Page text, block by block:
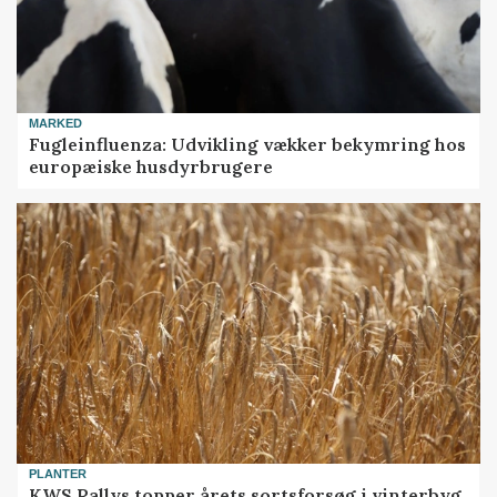
MARKED
Fugleinfluenza: Udvikling vækker bekymring hos
europæiske husdyrbrugere
PLANTER